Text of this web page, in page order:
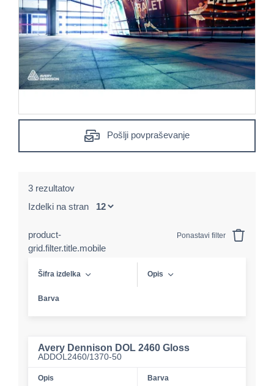
Pošlji povpraševanje
3 rezultatov
Izdelki na stran
product-
grid.filter.title.mobile
Ponastavi filter
Šifra izdelka Opis
Barva
Avery Dennison DOL 2460 Gloss
ADDOL2460/1370-50
Opis
Barva